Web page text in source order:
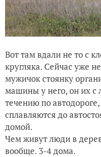
Вот там вдали не то с
кругляка. Сейчас уже
мужичок стоянку
машины у него, он их с
течению по
сплавляются до
домой.
Чем живут люди в
вообще. 3-4 дома.